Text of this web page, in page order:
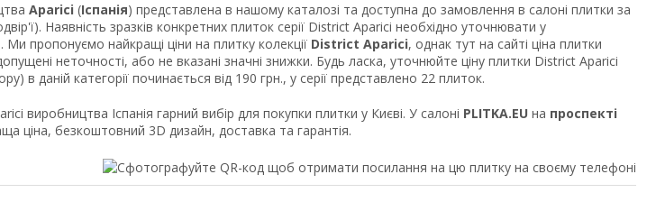
Aparici (Іспанія) представлена в нашому каталозі та доступна до замовлення в салоні плитки за
Наявність зразків конкретних плиток серії District Aparici необхідно уточнювати у
пропонуємо найкращі ціни на плитку колекції District Aparici, однак тут на сайті ціна плитки
неточності, або не вказані значні знижки. Будь ласка, уточнюйте ціну плитки District Aparici
в даній категорії починається від 190 грн., у серії представлено 22 плиток.
виробництва Іспанія гарний вибір для покупки плитки у Києві. У салоні PLITKA.EU на проспекті
ціна, безкоштовний 3D дизайн, доставка та гарантія.